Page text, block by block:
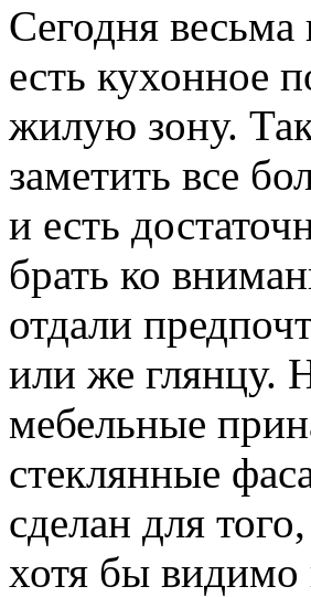
Сегодня весьма
есть кухонное
жилую зону.
заметить все
и есть
брать ко
отдали
или же глянцу.
мебельные
стеклянные
сделан для
хотя бы видимо